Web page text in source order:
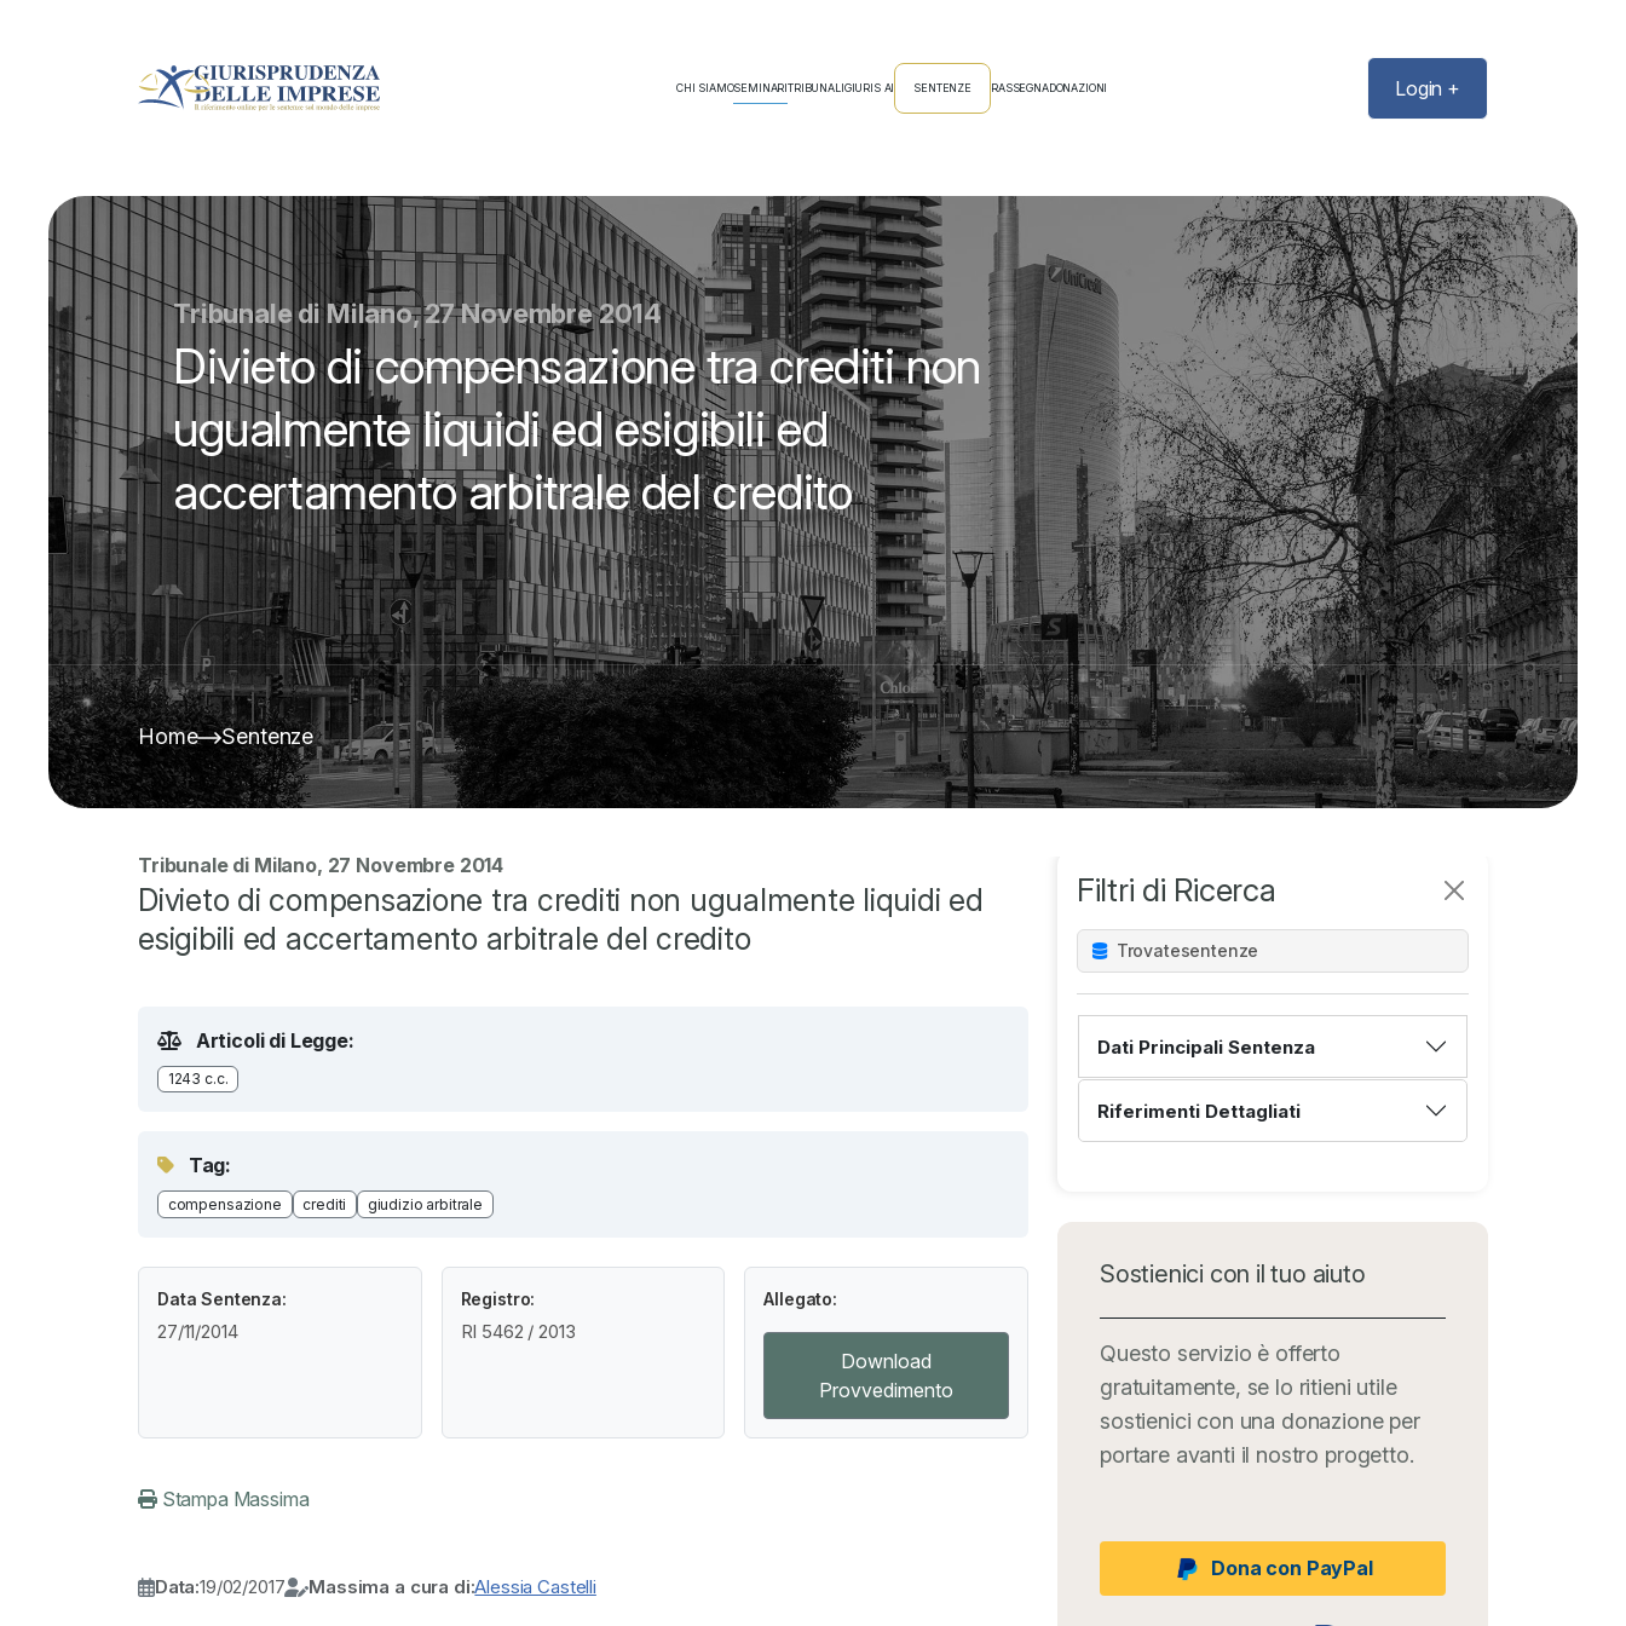
CHI SIAMOSEMINARITRIBUNALIGIURIS AI SENTENZE RASSEGNADONAZIONI Login +
Tribunale di Milano, 27 Novembre 2014
Divieto di compensazione tra crediti non
ugualmente liquidi ed esigibili ed
accertamento arbitrale del credito
Home Sentenze
Tribunale di Milano, 27 Novembre 2014
Divieto di compensazione tra crediti non ugualmente liquidi ed
esigibili ed accertamento arbitrale del credito
Articoli di Legge:
1243 c.c.
Tag:
compensazione crediti giudizio arbitrale
Data Sentenza:
27/11/2014
Registro:
RI 5462 / 2013
Allegato:
Download
Provvedimento
Stampa Massima
Data:19/02/2017 Massima a cura di:Alessia Castelli
Filtri di Ricerca
Trovatesentenze
Dati Principali Sentenza
Riferimenti Dettagliati
Sostienici con il tuo aiuto
Questo servizio è offerto
gratuitamente, se lo ritieni utile
sostienici con una donazione per
portare avanti il nostro progetto.
Dona con PayPal